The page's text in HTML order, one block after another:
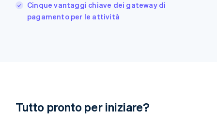
Cinque vantaggi chiave dei gateway di
pagamento per le attività
Tutto pronto per iniziare?
English
India
English
Lituania